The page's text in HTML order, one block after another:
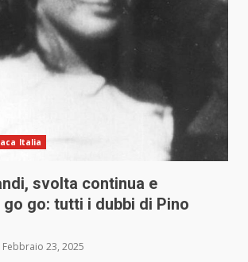
Italia
svolta continua e
go: tutti i dubbi di Pino
Febbraio 23, 2025